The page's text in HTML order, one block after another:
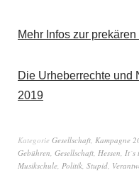
Mehr Infos zur
Die Urheberrechte und
2019
Kategorie Gesellschaft, Kampagne
Gebühren, Gesellschaft, Hessen, It´s
Musikschule, Politik, Stupid,